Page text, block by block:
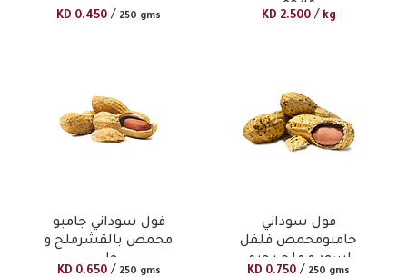
KD 0.450 / 250 gms
مانجو
KD 2.500 / kg
فول سوداني جامبو
محمص بالقشرملح و
خل
KD 0.650 / 250 gms
فول سوداني
جامبومحمص فلفل
اسود و ملح بحرى
KD 0.750 / 250 gms